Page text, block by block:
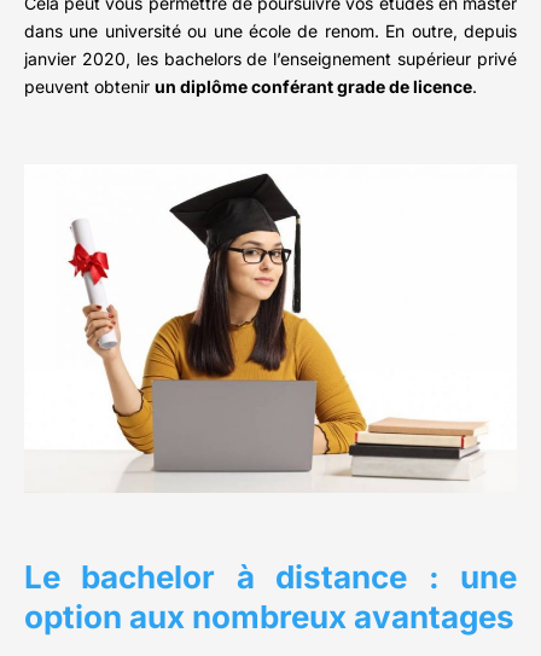
dans une université ou une école de renom. En outre, depuis
janvier 2020, les bachelors de l’enseignement supérieur privé
peuvent obtenir un diplôme conférant grade de licence.
Le bachelor à distance : une
option aux nombreux avantages